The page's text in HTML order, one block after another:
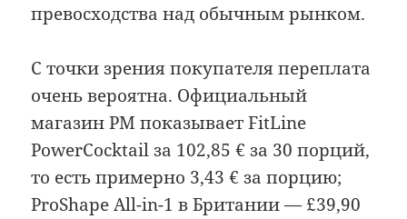
превосходства над обычным рынком.
С точки зрения покупателя переплата
очень вероятна. Официальный
магазин PM показывает FitLine
PowerCocktail за 102,85 € за 30 порций,
то есть примерно 3,43 € за порцию;
ProShape All-in-1 в Британии — £39,90